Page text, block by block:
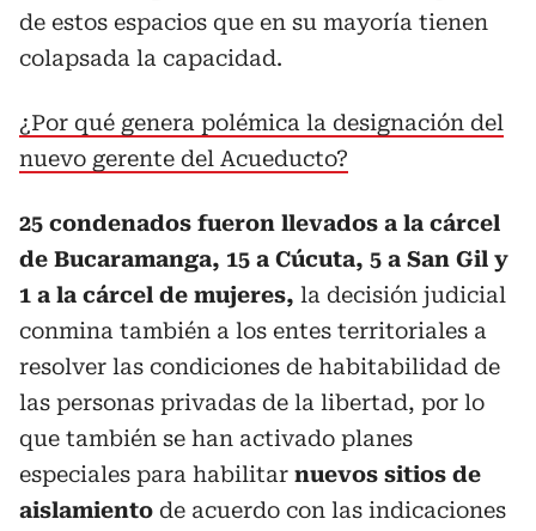
de estos espacios que en su mayoría tienen
colapsada la capacidad.
¿Por qué genera polémica la designación del
nuevo gerente del Acueducto?
25 condenados fueron llevados a la cárcel
de Bucaramanga, 15 a Cúcuta, 5 a San Gil y
1 a la cárcel de mujeres, la decisión judicial
conmina también a los entes territoriales a
resolver las condiciones de habitabilidad de
las personas privadas de la libertad, por lo
que también se han activado planes
especiales para habilitar nuevos sitios de
aislamiento de acuerdo con las indicaciones